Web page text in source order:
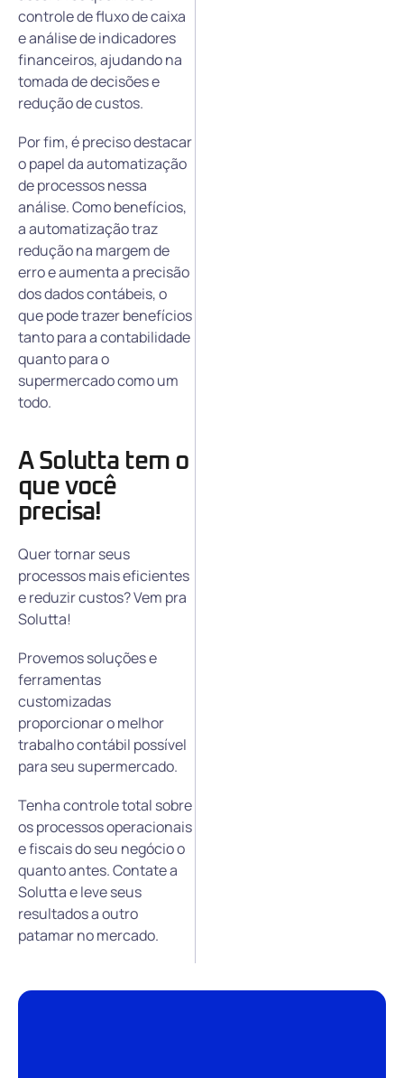
controle de fluxo de caixa
e análise de indicadores
financeiros, ajudando na
tomada de decisões e
redução de custos.
Por fim, é preciso destacar
o papel da automatização
de processos nessa
análise. Como benefícios,
a automatização traz
redução na margem de
erro e aumenta a precisão
dos dados contábeis, o
que pode trazer benefícios
tanto para a contabilidade
quanto para o
supermercado como um
todo.
A Solutta tem o
que você
precisa!
Quer tornar seus
processos mais eficientes
e reduzir custos? Vem pra
Solutta!
Provemos soluções e
ferramentas
customizadas
proporcionar o melhor
trabalho contábil possível
para seu supermercado.
Tenha controle total sobre
os processos operacionais
e fiscais do seu negócio o
quanto antes. Contate a
Solutta e leve seus
resultados a outro
patamar no mercado.